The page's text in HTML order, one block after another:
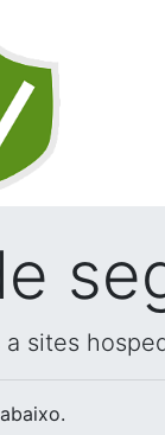
sites